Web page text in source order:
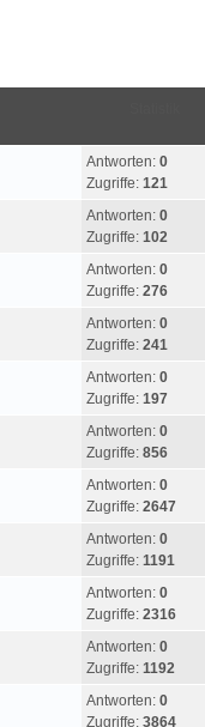
Antworten: 0
Zugriffe: 121
Antworten: 0
Zugriffe: 102
Antworten: 0
Zugriffe: 276
Antworten: 0
Zugriffe: 241
Antworten: 0
Zugriffe: 197
Antworten: 0
Zugriffe: 856
Antworten: 0
Zugriffe: 2647
Antworten: 0
Zugriffe: 1191
Antworten: 0
Zugriffe: 2316
Antworten: 0
Zugriffe: 1192
Antworten: 0
Zugriffe: 3864